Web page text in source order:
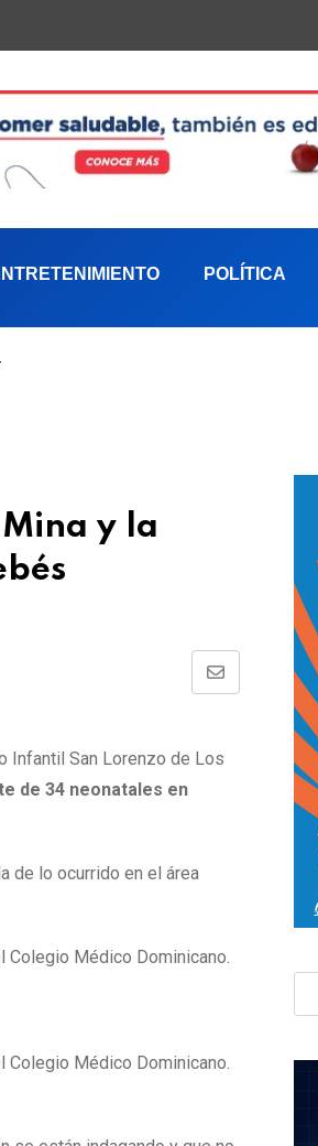
POLÍTICA
de la Lactancia Materna
y la
Infantil San Lorenzo de Los
de 34 neonatales en
de lo ocurrido en el área
Médico Dominicano.
Médico Dominicano.